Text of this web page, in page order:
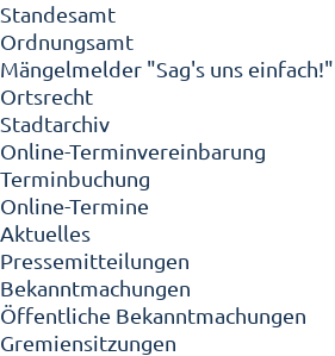
Standesamt
Ordnungsamt
Mängelmelder "Sag's uns einfach!"
Ortsrecht
Stadtarchiv
Online-Terminvereinbarung
Terminbuchung
Online-Termine
Aktuelles
Pressemitteilungen
Bekanntmachungen
Öffentliche Bekanntmachungen
Gremiensitzungen